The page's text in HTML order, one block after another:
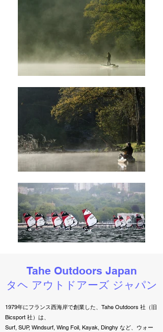
Tahe Outdoors Japan
​タヘ アウトドアーズ ジャパン
1979年にフランス西海岸で創業した、Tahe Outdoors 社（旧
Bicsport 社）は、
Surf, SUP, Windsurf, Wing Foil, Kayak, Dinghy など、ウォー